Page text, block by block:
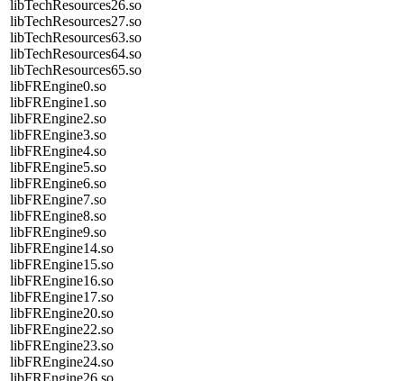
libTechResources26.so
libTechResources27.so
libTechResources63.so
libTechResources64.so
libTechResources65.so
libFREngine0.so
libFREngine1.so
libFREngine2.so
libFREngine3.so
libFREngine4.so
libFREngine5.so
libFREngine6.so
libFREngine7.so
libFREngine8.so
libFREngine9.so
libFREngine14.so
libFREngine15.so
libFREngine16.so
libFREngine17.so
libFREngine20.so
libFREngine22.so
libFREngine23.so
libFREngine24.so